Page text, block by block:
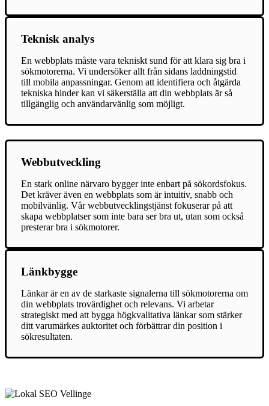
Teknisk analys
En webbplats måste vara tekniskt sund för att klara sig bra i
sökmotorerna. Vi undersöker allt från sidans laddningstid
till mobila anpassningar. Genom att identifiera och åtgärda
tekniska hinder kan vi säkerställa att din webbplats är så
tillgänglig och användarvänlig som möjligt.
Webbutveckling
En stark online närvaro bygger inte enbart på sökordsfokus.
Det kräver även en webbplats som är intuitiv, snabb och
mobilvänlig. Vår webbutvecklingstjänst fokuserar på att
skapa webbplatser som inte bara ser bra ut, utan som också
presterar bra i sökmotorer.
Länkbygge
Länkar är en av de starkaste signalerna till sökmotorerna om
din webbplats trovärdighet och relevans. Vi arbetar
strategiskt med att bygga högkvalitativa länkar som stärker
ditt varumärkes auktoritet och förbättrar din position i
sökresultaten.